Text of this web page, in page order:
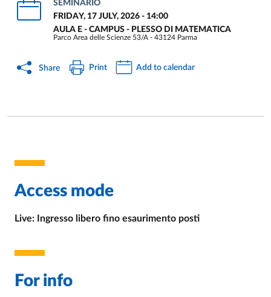
SEMINARIO
FRIDAY, 17 JULY, 2026 - 14:00
AULA E - CAMPUS - PLESSO DI MATEMATICA
Parco Area delle Scienze 53/A - 43124 Parma
Share Print Add to calendar
Access mode
Live: Ingresso libero fino esaurimento posti
For info